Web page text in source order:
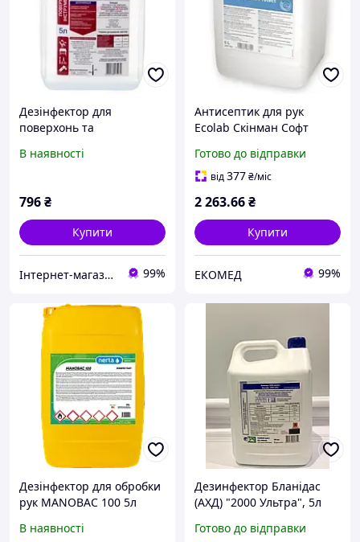
Дезінфектор для
поверхонь та
Stream 5 л (990098) з
В наявності
796₴
Купити
Інтернет-магазин "TUDOM" 99%
Антисептик для рук
Ecolab Скінман Софт
Protect) 5л
Готово до відправки
від377₴/міс
2 263.66₴
Купити
ЕКОМЕД 99%
Дезінфектор для обробки
рук MANOBAC 100 5л
В наявності
Дезинфектор Бланідас
(АХД) "2000 Ультра", 5л
Готово до відправки